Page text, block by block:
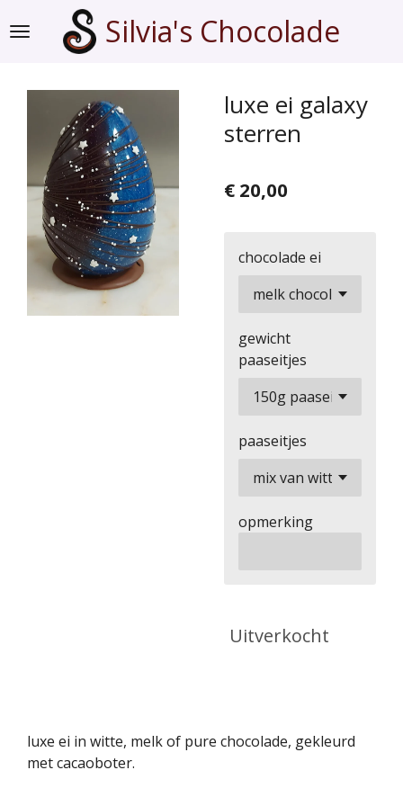
direct
hoofdinhoud
Silvia's Chocolade
luxe ei galaxy
sterren
€ 20,00
chocolade ei
gewicht
paaseitjes
paaseitjes
opmerking
Uitverkocht
luxe ei in witte, melk of pure chocolade, gekleurd
met cacaoboter.